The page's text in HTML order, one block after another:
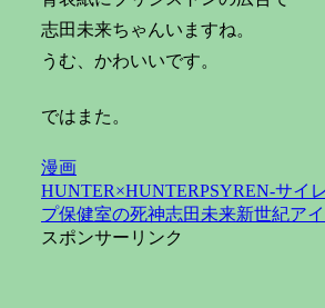
志田未来ちゃんいますね。
うむ、かわいいです。
ではまた。
漫画
HUNTER×HUNTERPSYREN-サイ
プ保健室の死神志田未来新世紀ア
スポンサーリンク